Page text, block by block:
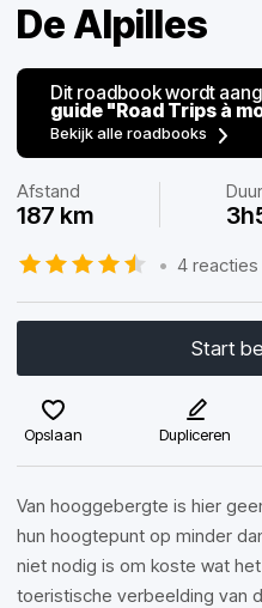
De Alpilles
Dit roadbook wordt
guide "Road Trips à
Bekijk alle roadbooks
Afstand
187 km
Duur
• 4 reacties
Start
Opslaan Dupliceren
Van hooggebergte is hier
hun hoogtepunt op minder
niet nodig is om koste wat
toeristische verbeelding van